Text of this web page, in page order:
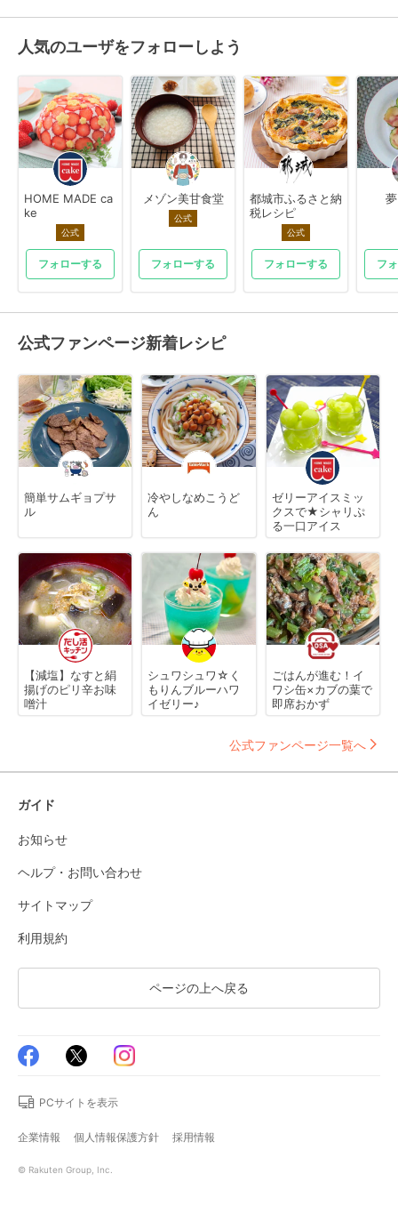
人気のユーザをフォローしよう
HOME MADE ca
ke
公式
フォローする
メゾン美甘食堂
公式
フォローする
都城市ふるさと納
税レシピ
公式
フォローする フ
公式ファンページ新着レシピ
簡単サムギョプサ
ル
冷やしなめこうど
ん
ゼリーアイスミッ
クスで★シャリぷ
る一口アイス
【減塩】なすと絹
揚げのピリ辛お味
噌汁
シュワシュワ☆く
もりんブルーハワ
イゼリー♪
ごはんが進む！イ
ワシ缶×カブの葉で
即席おかず
公式ファンページ一覧へ
ガイド
お知らせ
ヘルプ・お問い合わせ
サイトマップ
利用規約
ページの上へ戻る
PCサイトを表示
企業情報 個人情報保護方針 採用情報
© Rakuten Group, Inc.